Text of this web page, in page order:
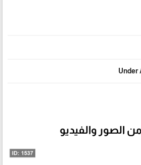
Under
الصور والفيديو